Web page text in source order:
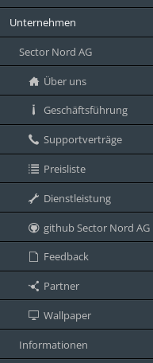
Unternehmen
Sector Nord AG
Über uns
Geschäftsführung
Supportverträge
Preisliste
Dienstleistung
github Sector Nord AG
Feedback
Partner
Wallpaper
Informationen